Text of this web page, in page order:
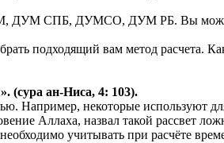
ДУМ СПБ, ДУМСО, ДУМ РБ. Вы
подходящий вам метод расчета.
(сура ан-Ниса, 4: 103).
Например, некоторые используют
Аллаха, назвал такой рассвет
учитывать при расчёте